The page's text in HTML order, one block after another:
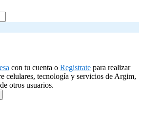
con tu cuenta o Registrate para realizar
celulares, tecnología y servicios de Argim,
otros usuarios.